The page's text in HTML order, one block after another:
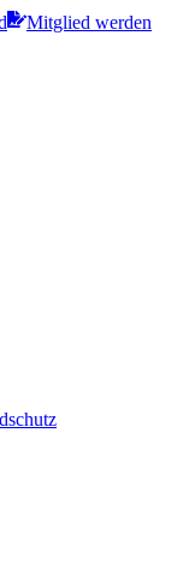
Mitglied werden